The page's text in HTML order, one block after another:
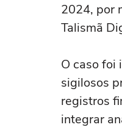
2024, por
Talismã
O caso foi
sigilosos
registros
integrar